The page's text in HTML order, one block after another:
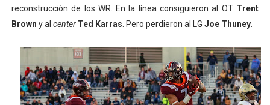
reconstrucción de los WR. En la línea consiguieron al OT Trent
Brown y al center Ted Karras . Pero perdieron al LG Joe Thuney.